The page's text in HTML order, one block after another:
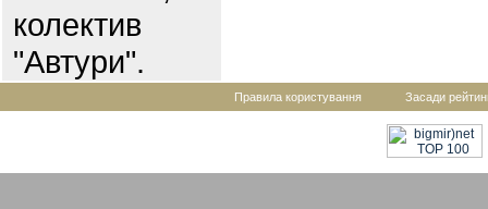
колектив
"Автури".
Правила користування Засади